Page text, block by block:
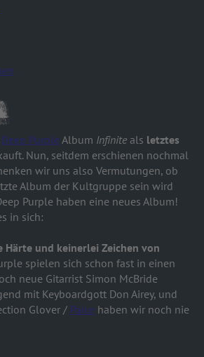
Deep Purple Album Infinite als letztes
Nun, seitdem erschienen nochmal
wir uns also Vermutungen, ob
Album der Kultgruppe sein wird
Purple haben eine neues Album!
in sich:
Härte und keinerlei Zeichen von
spielen sich schon fast in einen
neue Gitarrist Simon McBride
mit Keyboardgott Don Airey, und
Glover / Paice haben wir noch nie